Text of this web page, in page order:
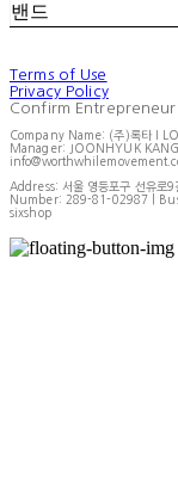
밴드
Terms of Use
Privacy Policy
Confirm
Company Name: (주)록타 I
Manager: JOONHYUK
Address: 서울 영등포구 선유
Number: 289-81-02987 |
sixshop